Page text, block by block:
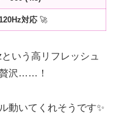
対応 🚀
いう高リフレッシュ
贅沢……！
動いてくれそうです✨